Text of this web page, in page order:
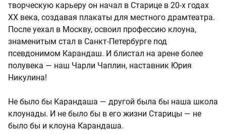
творческую карьеру он начал в Старице в 20-х годах
ХХ века, создавая плакаты для местного драмтеатра.
После уехал в Москву, освоил профессию клоуна,
знаменитым стал в Санкт-Петербурге под
псевдонимом Карандаш. И блистал на арене более
полувека — наш Чарли Чаплин, наставник Юрия
Никулина!
Не было бы Карандаша — другой была бы наша школа
клоунады. И не было бы в его жизни Старицы — не
было бы и клоуна Карандаша.